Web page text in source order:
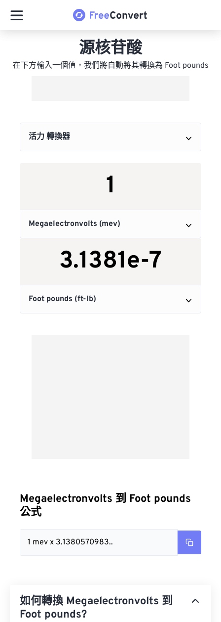
源核苷酸
在下方輸入一個值，我們將自動將其轉換為 Foot pounds
Megaelectronvolts 到 Foot pounds
公式
1 mev x 3.1380570983..
如何轉換 Megaelectronvolts 到
Foot pounds?